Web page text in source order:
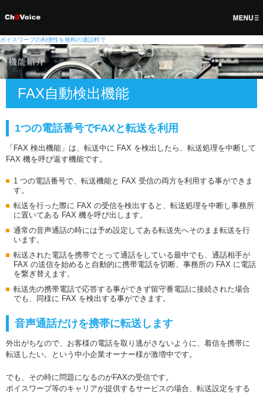
ボイスワープの利便性を無料の通話料で
FAX自動検出機能
1つの電話番号でFAXと転送を利用
「FAX 検出機能」は、転送中に FAX を検出したら、転送処理を中断して
FAX 機を呼び返す機能です。
1 つの電話番号で、転送機能と FAX 受信の両方を利用する事ができま
す。
転送を行った際に FAX の受信を検出すると、転送処理を中断し事務所
に置いてある FAX 機を呼び出します。
通常の音声通話の時には予め設定してある転送先へそのまま転送を行
います。
転送された電話を携帯でとって通話をしている最中でも、通話相手が
FAX の送信を始めると自動的に携帯電話を切断、事務所の FAX に電話
を繋ぎ替えます。
転送先の携帯電話で応答する事ができず留守番電話に接続された場合
でも、同様に FAX を検出する事ができます。
音声通話だけを携帯に転送します
外出がちなので、お客様の電話を取り逃がさないように、着信を携帯に
転送したい。という中小企業オーナー様が激増中です。
でも、その時に問題になるのがFAXの受信です。
ボイスワープ等のキャリアが提供するサービスの場合、転送設定をする